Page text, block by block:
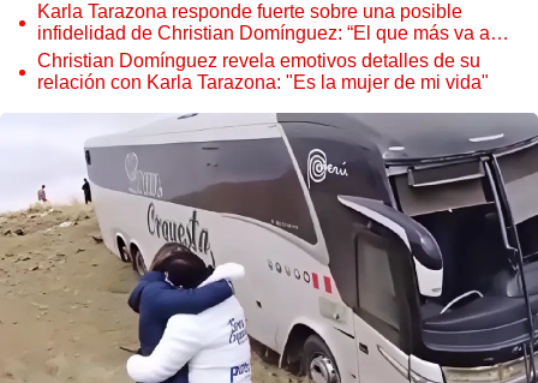
Karla Tarazona responde fuerte sobre una posible
infidelidad de Christian Domínguez: “El que más va a
perder es él”
Christian Domínguez revela emotivos detalles de su
relación con Karla Tarazona: "Es la mujer de mi vida"